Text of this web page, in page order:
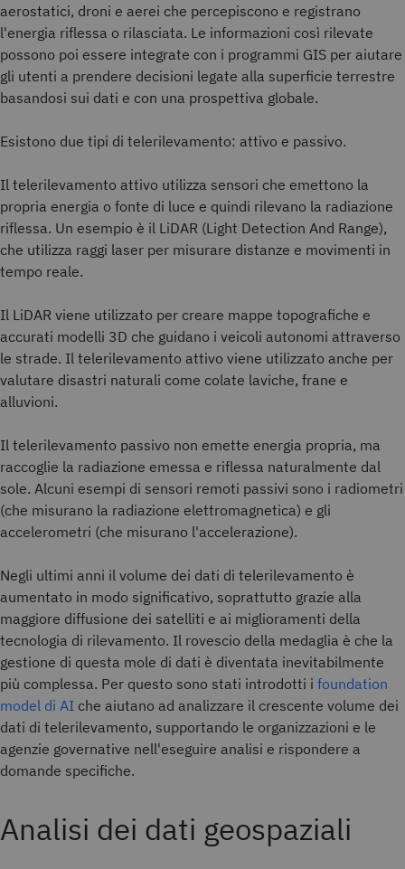
aerostatici, droni e aerei che percepiscono e registrano
l'energia riflessa o rilasciata. Le informazioni così rilevate
possono poi essere integrate con i programmi GIS per aiutare
gli utenti a prendere decisioni legate alla superficie terrestre
basandosi sui dati e con una prospettiva globale.
Esistono due tipi di telerilevamento: attivo e passivo.
Il telerilevamento attivo utilizza sensori che emettono la
propria energia o fonte di luce e quindi rilevano la radiazione
riflessa. Un esempio è il LiDAR (Light Detection And Range),
che utilizza raggi laser per misurare distanze e movimenti in
tempo reale.
Il LiDAR viene utilizzato per creare mappe topografiche e
accurati modelli 3D che guidano i veicoli autonomi attraverso
le strade. Il telerilevamento attivo viene utilizzato anche per
valutare disastri naturali come colate laviche, frane e
alluvioni.
Il telerilevamento passivo non emette energia propria, ma
raccoglie la radiazione emessa e riflessa naturalmente dal
sole. Alcuni esempi di sensori remoti passivi sono i radiometri
(che misurano la radiazione elettromagnetica) e gli
accelerometri (che misurano l'accelerazione).
Negli ultimi anni il volume dei dati di telerilevamento è
aumentato in modo significativo, soprattutto grazie alla
maggiore diffusione dei satelliti e ai miglioramenti della
tecnologia di rilevamento. Il rovescio della medaglia è che la
gestione di questa mole di dati è diventata inevitabilmente
più complessa. Per questo sono stati introdotti i foundation
model di AI che aiutano ad analizzare il crescente volume dei
dati di telerilevamento, supportando le organizzazioni e le
agenzie governative nell'eseguire analisi e rispondere a
domande specifiche.
Analisi dei dati geospaziali